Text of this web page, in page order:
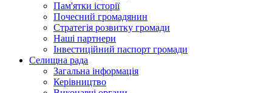
Пам'ятки історії
Почесний громадянин
Стратегія розвитку громади
Наші партнери
Інвестиційний паспорт громади
Селищна рада
Загальна інформація
Керівництво